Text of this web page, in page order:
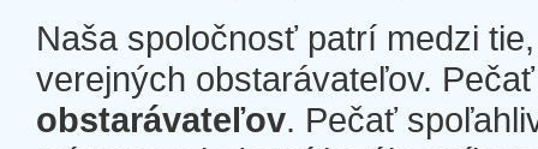
Naša spoločnosť patrí medzi
verejných obstarávateľov.
obstarávateľov. Pečať